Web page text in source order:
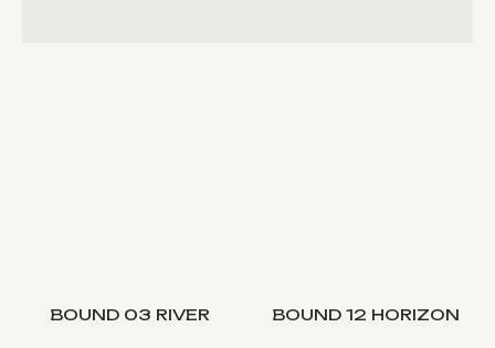
BOUND 03 RIVER BOUND 12 HORIZON